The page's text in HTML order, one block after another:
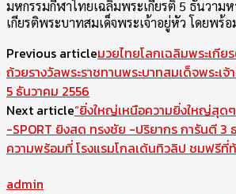
มหกรรมกีฬาไทยเฉลิมพระเกียรติ 5 ธันวาม
เกียรติพระบาทสมเด็จพระเจ้าอยู่หัว โดยพร้
Previous articleมวยไทยโลกเฉลิมพระเกีย
ถ้วยรางวัลพระราชทานพระบาทสมเด็จพระ
5 ธันวาคม 2556
Next article“ยิ่งใหญ่เหนือความยิ่งใหญ่สุดๆ
-SPORT ยิงสด ทรงชัย -ปริยากร การันตี 3
ความพร้อมที่ โรงแรมโกลเด้นทิวลิป ชมฟรีที่
admin